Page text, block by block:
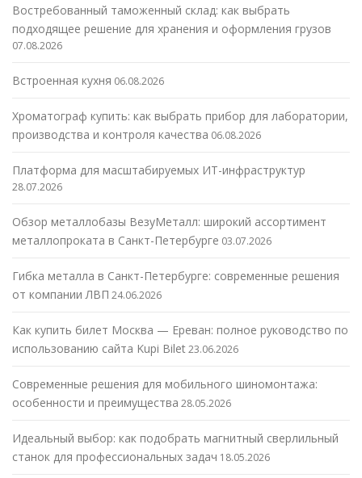
Востребованный таможенный склад: как выбрать
подходящее решение для хранения и оформления грузов
07.08.2026
Встроенная кухня 06.08.2026
Хроматограф купить: как выбрать прибор для лаборатории,
производства и контроля качества 06.08.2026
Платформа для масштабируемых ИТ-инфраструктур
28.07.2026
Обзор металлобазы ВезуМеталл: широкий ассортимент
металлопроката в Санкт-Петербурге 03.07.2026
Гибка металла в Санкт-Петербурге: современные решения
от компании ЛВП 24.06.2026
Как купить билет Москва — Ереван: полное руководство по
использованию сайта Kupi Bilet23.06.2026
Современные решения для мобильного шиномонтажа:
особенности и преимущества 28.05.2026
Идеальный выбор: как подобрать магнитный сверлильный
станок для профессиональных задач 18.05.2026